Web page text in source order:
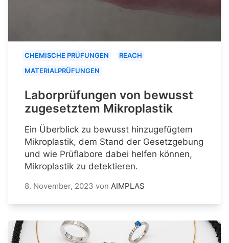
CHEMISCHE PRÜFUNGEN
REACH
MATERIALPRÜFUNGEN
Laborprüfungen von bewusst
zugesetztem Mikroplastik
Ein Überblick zu bewusst hinzugefügtem
Mikroplastik, dem Stand der Gesetzgebung
und wie Prüflabore dabei helfen können,
Mikroplastik zu detektieren.
8. November, 2023 von AIMPLAS